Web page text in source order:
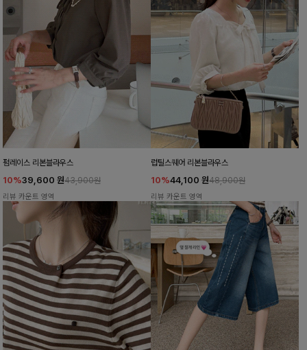
펌레이스 리본블라우스
10%39,600 원43,900원
리뷰 카운트 영역
럽틸스퀘어 리본블라우스
10%44,100 원48,900원
리뷰 카운트 영역